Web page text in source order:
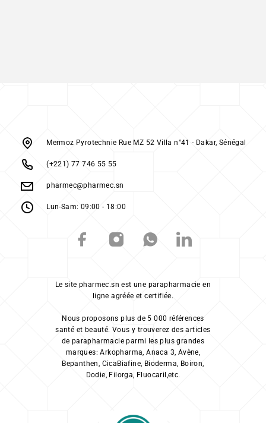
Mermoz Pyrotechnie Rue MZ 52 Villa n°41 - Dakar, Sénégal
(+221) 77 746 55 55
pharmec@pharmec.sn
Lun-Sam: 09:00 - 18:00
Le site pharmec.sn est une parapharmacie en
ligne agréée et certifiée.
Nous proposons plus de 5 000 références
santé et beauté. Vous y trouverez des articles
de parapharmacie parmi les plus grandes
marques: Arkopharma, Anaca 3, Avène,
Bepanthen, CicaBiafine, Bioderma, Boiron,
Dodie, Filorga, Fluocaril,etc.